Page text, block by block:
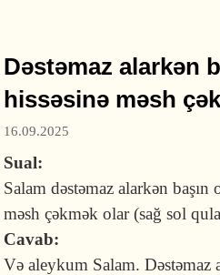
Dəstəmaz alarkən
hissəsinə məsh
16.09.2025
Sual:
Salam dəstəmaz alarkən başın
məsh çəkmək olar (sağ sol
Cavab:
Və aleykum Salam. Dəstəmaz